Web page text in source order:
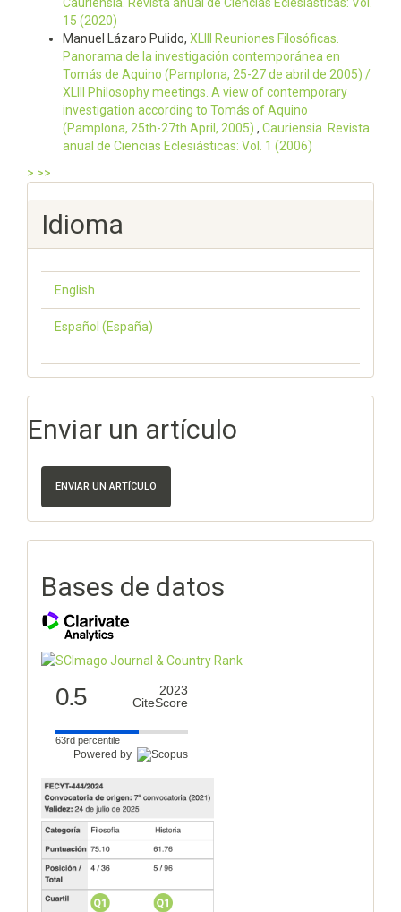
15 (2020)
Manuel Lázaro Pulido, XLIII Reuniones Filosóficas.
Panorama de la investigación contemporánea en
Tomás de Aquino (Pamplona, 25-27 de abril de 2005) /
XLIII Philosophy meetings. A view of contemporary
investigation according to Tomás of Aquino
(Pamplona, 25th-27th April, 2005) , Cauriensia. Revista
anual de Ciencias Eclesiásticas: Vol. 1 (2006)
> >>
Idioma
English
Español (España)
Enviar un artículo
ENVIAR UN ARTÍCULO
Bases de datos
0.5
2023
CiteScore
63rd percentile
Powered by